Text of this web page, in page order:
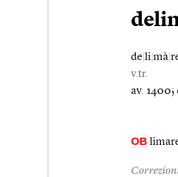
de li mà
v.tr.
av. 1400;
OB